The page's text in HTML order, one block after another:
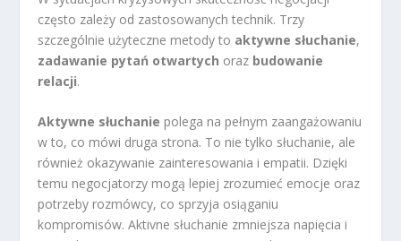
często zależy od zastosowanych technik. Trzy
szczególnie użyteczne metody to aktywne słuchanie,
zadawanie pytań otwartych oraz budowanie
relacji.
Aktywne słuchanie polega na pełnym zaangażowaniu
w to, co mówi druga strona. To nie tylko słuchanie, ale
również okazywanie zainteresowania i empatii. Dzięki
temu negocjatorzy mogą lepiej zrozumieć emocje oraz
potrzeby rozmówcy, co sprzyja osiąganiu
kompromisów. Aktivne słuchanie zmniejsza napięcia i